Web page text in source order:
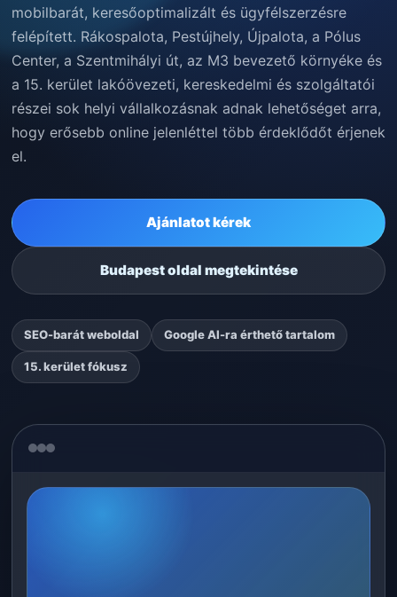
mobilbarát, keresőoptimalizált és ügyfélszerzésre
felépített. Rákospalota, Pestújhely, Újpalota, a Pólus
Center, a Szentmihályi út, az M3 bevezető környéke és
a 15. kerület lakóövezeti, kereskedelmi és szolgáltatói
részei sok helyi vállalkozásnak adnak lehetőséget arra,
hogy erősebb online jelenléttel több érdeklődőt érjenek
el.
Ajánlatot kérek
Budapest oldal megtekintése
SEO-barát weboldal Google AI-ra érthető tartalom
15. kerület fókusz